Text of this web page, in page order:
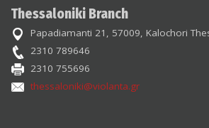
Thessaloniki Branch
Papadiamanti 21, 57009, Kalochori
2310 789646
2310 755696
thessaloniki@violanta.gr